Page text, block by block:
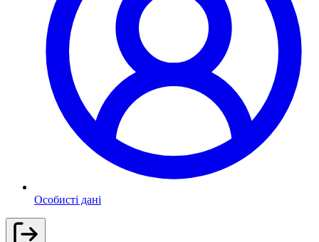
Особисті дані